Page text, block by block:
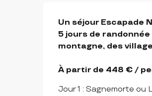
Un séjour Escapade
5 jours de
montagne, des
À partir de 448 € /
Jour 1 : Sagnemorte ou